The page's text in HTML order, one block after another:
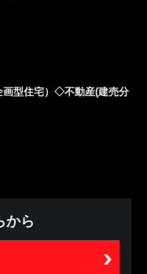
型住宅）◇不動産(建売分
から